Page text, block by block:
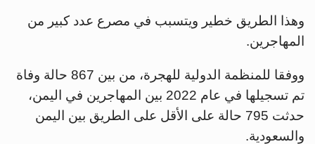
وهذا الطريق خطير ويتسبب في مصرع عدد كبير من
المهاجرين.
ووفقا للمنظمة الدولية للهجرة، من بين 867 حالة وفاة
تم تسجيلها في عام 2022 بين المهاجرين في اليمن،
حدثت 795 حالة على الأقل على الطريق بين اليمن
والسعودية.